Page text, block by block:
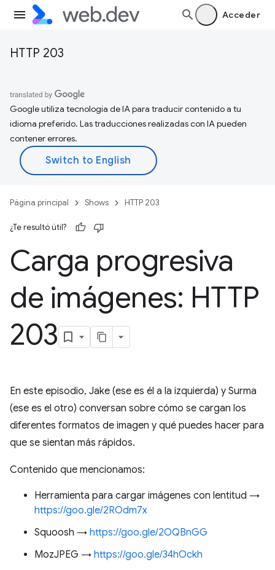
Acceder
HTTP 203
Google utiliza tecnología de IA para traducir contenido a tu
idioma preferido. Las traducciones realizadas con IA pueden
contener errores.
Página principal Shows HTTP 203
¿Te resultó útil?
Carga progresiva
de imágenes: HTTP
203
En este episodio, Jake (ese es él a la izquierda) y Surma
(ese es el otro) conversan sobre cómo se cargan los
diferentes formatos de imagen y qué puedes hacer para
que se sientan más rápidos.
Contenido que mencionamos:
Herramienta para cargar imágenes con lentitud →
https://goo.gle/2ROdm7x
Squoosh → https://goo.gle/2OQBnGG
MozJPEG → https://goo.gle/34hOckh